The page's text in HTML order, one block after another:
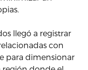
llegó a registrar
con
para dimensionar